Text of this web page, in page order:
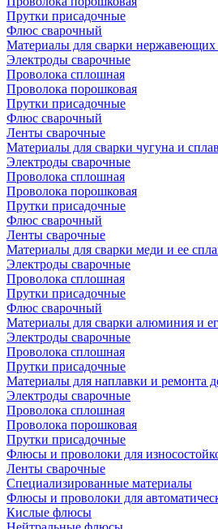
Прутки присадочные
Флюс сварочный
Материалы для сварки нержавеющих
Электроды сварочные
Проволока сплошная
Проволока порошковая
Прутки присадочные
Флюс сварочный
Ленты сварочные
Материалы для сварки чугуна и
Электроды сварочные
Проволока сплошная
Проволока порошковая
Прутки присадочные
Флюс сварочный
Ленты сварочные
Материалы для сварки меди и ее
Электроды сварочные
Проволока сплошная
Прутки присадочные
Флюс сварочный
Материалы для сварки алюминия и
Электроды сварочные
Проволока сплошная
Прутки присадочные
Материалы для наплавки и ремонта
Электроды сварочные
Проволока сплошная
Проволока порошковая
Прутки присадочные
Флюсы и проволоки для
Ленты сварочные
Специализированные материалы
Флюсы и проволоки для
Кислые флюсы